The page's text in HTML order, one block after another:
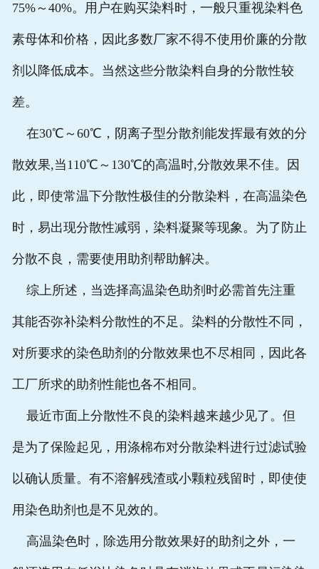
75%～40%。用户在购买染料时，一般只重视染料色
素母体和价格，因此多数厂家不得不使用价廉的分散
剂以降低成本。当然这些分散染料自身的分散性较
差。
在30℃～60℃，阴离子型分散剂能发挥最有效的分
散效果,当110℃～130℃的高温时,分散效果不佳。因
此，即使常温下分散性极佳的分散染料，在高温染色
时，易出现分散性减弱，染料凝聚等现象。为了防止
分散不良，需要使用助剂帮助解决。
综上所述，当选择高温染色助剂时必需首先注重
其能否弥补染料分散性的不足。染料的分散性不同，
对所要求的染色助剂的分散效果也不尽相同，因此各
工厂所求的助剂性能也各不相同。
最近市面上分散性不良的染料越来越少见了。但
是为了保险起见，用涤棉布对分散染料进行过滤试验
以确认质量。有不溶解残渣或小颗粒残留时，即使使
用染色助剂也是不见效的。
高温染色时，除选用分散效果好的助剂之外，一